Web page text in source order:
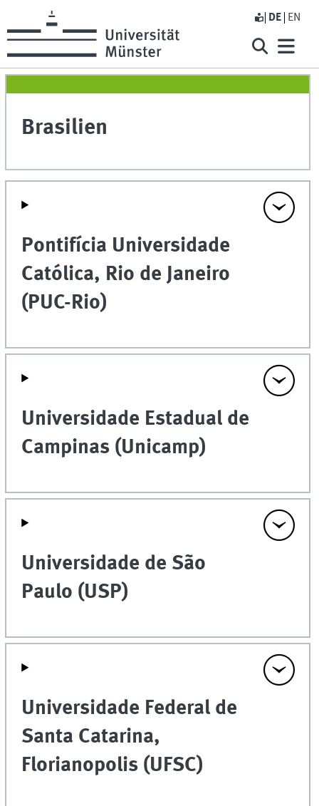
DE EN
Brasilien
Pontifícia Universidade
Católica, Rio de Janeiro
(PUC-Rio)
Universidade Estadual de
Campinas (Unicamp)
Universidade de São
Paulo (USP)
Universidade Federal de
Santa Catarina,
Florianopolis (UFSC)